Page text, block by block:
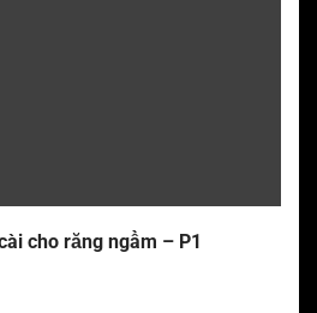
cho răng ngầm – P1